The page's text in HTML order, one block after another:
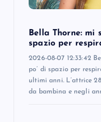
Bella Thorne: mi
spazio per
2026-08-07 12:33:42
po’ di spazio per
ultimi anni. L’attrice
da bambina e negli